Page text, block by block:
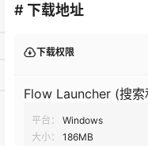
# 下载地址
下载权限
Flow Launcher (搜
平台：
Windows
大小：
186MB